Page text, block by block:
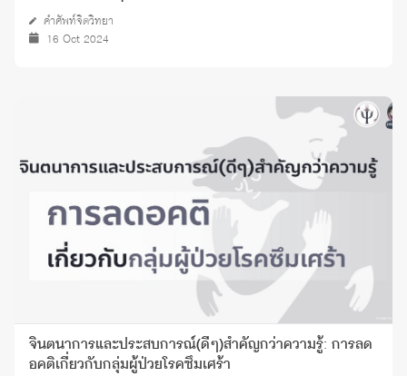
คำศัพท์จิตวิทยา
16 Oct 2024
จินตนาการและประสบการณ์(ดีๆ)สำคัญกว่าความรู้: การลด
อคติเกี่ยวกับกลุ่มผู้ป่วยโรคซึมเศร้า